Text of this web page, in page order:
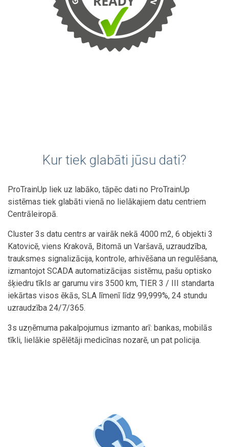
Kur tiek glabāti jūsu dati?
ProTrainUp liek uz labāko, tāpēc dati no ProTrainUp
sistēmas tiek glabāti vienā no lielākajiem datu centriem
Centrāleiropā.
Cluster 3s datu centrs ar vairāk nekā 4000 m2, 6 objekti 3
Katovicē, viens Krakovā, Bitomā un Varšavā, uzraudzība,
trauksmes signalizācija, kontrole, arhivēšana un regulēšana,
izmantojot SCADA automatizācijas sistēmu, pašu optisko
šķiedru tīkls ar garumu virs 3500 km, TIER 3 / III standarta
iekārtas visos ēkās, SLA līmenī līdz 99,999%, 24 stundu
uzraudzība 24/7/365.
3s uzņēmuma pakalpojumus izmanto arī: bankas, mobilās
tīkli, lielākie spēlētāji medicīnas nozarē, un pat policija.